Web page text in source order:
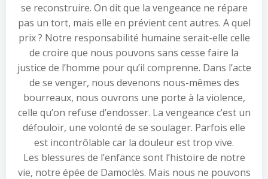
se reconstruire. On dit que la vengeance ne répare
pas un tort, mais elle en prévient cent autres. A quel
prix ? Notre responsabilité humaine serait-elle celle
de croire que nous pouvons sans cesse faire la
justice de l’homme pour qu’il comprenne. Dans l’acte
de se venger, nous devenons nous-mêmes des
bourreaux, nous ouvrons une porte à la violence,
celle qu’on refuse d’endosser. La vengeance c’est un
défouloir, une volonté de se soulager. Parfois elle
est incontrôlable car la douleur est trop vive.
Les blessures de l’enfance sont l’histoire de notre
vie, notre épée de Damoclès. Mais nous ne pouvons